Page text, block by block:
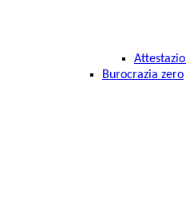
Burocrazia zero